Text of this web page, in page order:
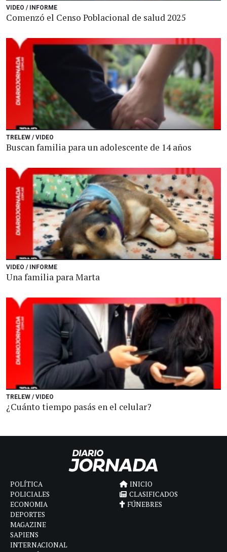
VIDEO / INFORME
Comenzó el Censo Poblacional de salud 2025
TRELEW / VIDEO
Buscan familia para un adolescente de 14 años
VIDEO / INFORME
Una familia para Marta
TRELEW / VIDEO
¿Cuánto tiempo pasás en el celular?
POLÍTICA
POLICIALES
ECONOMIA
DEPORTES
MAGAZINE
SAPIENS
INTERNACIONAL
INICIO
CLASIFICADOS
FÚNEBRES